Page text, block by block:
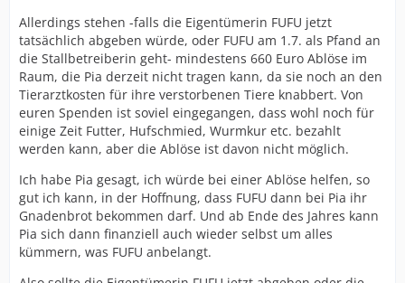
Allerdings stehen -falls die Eigentümerin FUFU jetzt
tatsächlich abgeben würde, oder FUFU am 1.7. als Pfand an
die Stallbetreiberin geht- mindestens 660 Euro Ablöse im
Raum, die Pia derzeit nicht tragen kann, da sie noch an den
Tierarztkosten für ihre verstorbenen Tiere knabbert. Von
euren Spenden ist soviel eingegangen, dass wohl noch für
einige Zeit Futter, Hufschmied, Wurmkur etc. bezahlt
werden kann, aber die Ablöse ist davon nicht möglich.
Ich habe Pia gesagt, ich würde bei einer Ablöse helfen, so
gut ich kann, in der Hoffnung, dass FUFU dann bei Pia ihr
Gnadenbrot bekommen darf. Und ab Ende des Jahres kann
Pia sich dann finanziell auch wieder selbst um alles
kümmern, was FUFU anbelangt.